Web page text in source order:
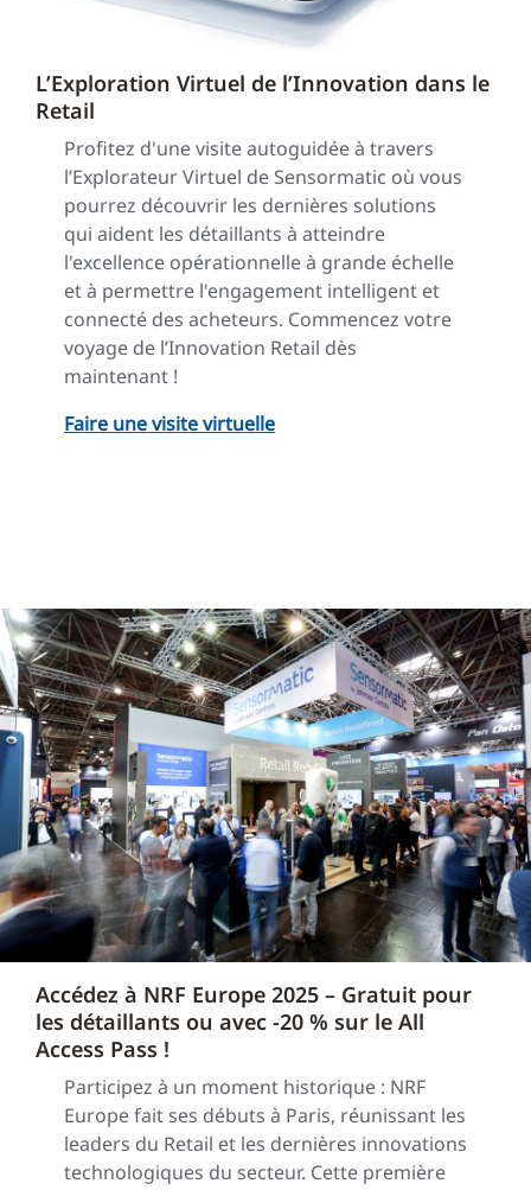
L’Exploration Virtuel de l’Innovation dans le
Retail
Profitez d'une visite autoguidée à travers
l’Explorateur Virtuel de Sensormatic où vous
pourrez découvrir les dernières solutions
qui aident les détaillants à atteindre
l'excellence opérationnelle à grande échelle
et à permettre l'engagement intelligent et
connecté des acheteurs. Commencez votre
voyage de l’Innovation Retail dès
maintenant !
Faire une visite virtuelle
Accédez à NRF Europe 2025 – Gratuit pour
les détaillants ou avec -20 % sur le All
Access Pass !
Participez à un moment historique : NRF
Europe fait ses débuts à Paris, réunissant les
leaders du Retail et les dernières innovations
technologiques du secteur. Cette première